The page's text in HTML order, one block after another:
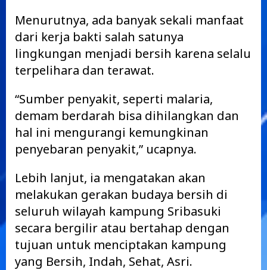
Menurutnya, ada banyak sekali manfaat
dari kerja bakti salah satunya
lingkungan menjadi bersih karena selalu
terpelihara dan terawat.
“Sumber penyakit, seperti malaria,
demam berdarah bisa dihilangkan dan
hal ini mengurangi kemungkinan
penyebaran penyakit,” ucapnya.
Lebih lanjut, ia mengatakan akan
melakukan gerakan budaya bersih di
seluruh wilayah kampung Sribasuki
secara bergilir atau bertahap dengan
tujuan untuk menciptakan kampung
yang Bersih, Indah, Sehat, Asri.